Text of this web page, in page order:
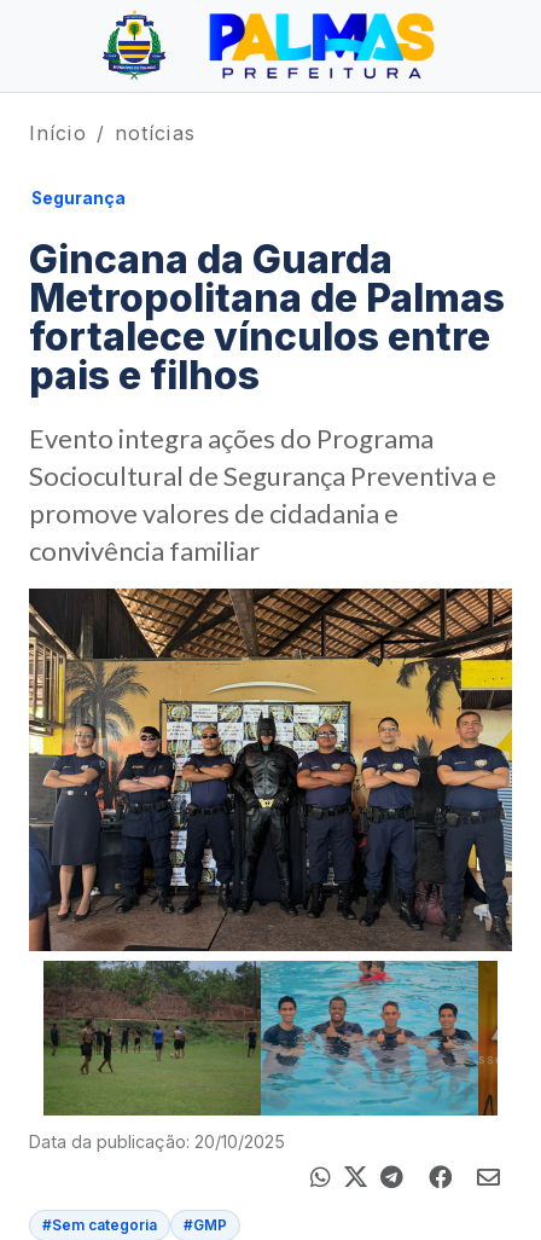
Início notícias
Segurança
Gincana da Guarda
Metropolitana de Palmas
fortalece vínculos entre
pais e filhos
Evento integra ações do Programa
Sociocultural de Segurança Preventiva e
promove valores de cidadania e
convivência familiar
Data da publicação: 20/10/2025
#Sem categoria #GMP